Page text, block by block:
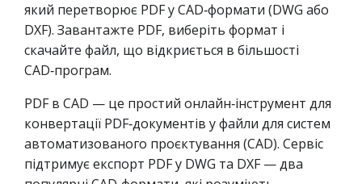
який перетворює PDF у CAD‑формати (DWG або
DXF). Завантажте PDF, виберіть формат і
скачайте файл, що відкриється в більшості
CAD‑програм.
PDF в CAD — це простий онлайн‑інструмент для
конвертації PDF‑документів у файли для систем
автоматизованого проєктування (CAD). Сервіс
підтримує експорт PDF у DWG та DXF — два